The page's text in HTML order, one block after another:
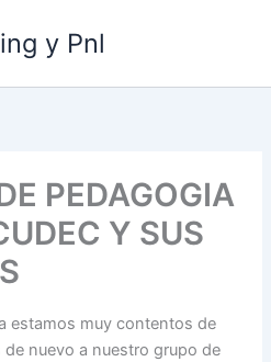
y Pnl
PEDAGOGIA
Y SUS
estamos muy contentos de
nuevo a nuestro grupo de